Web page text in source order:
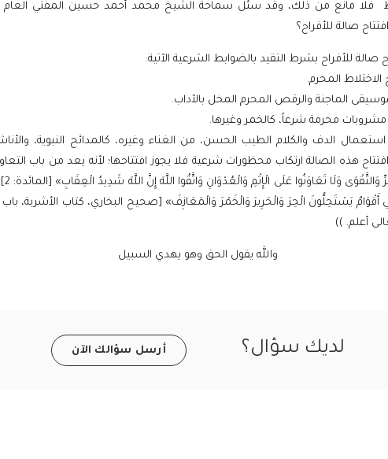
فلا مانع من ذلك، وقد سئل سماحة الشيخ محمد أحمد حسين المفتي العام
صالة للأفراح؟
صالة للأفراح بشرط التقيد بالضوابط الشرعية الآتية:
الدف والكلام الطيب الحسن، من الغناء وغيره، كالمدائح النبوية،
هذه الصالة ارتكاب محظورات شرعية فلا يجوز افتتاحها؛ لأنه يعد من باب
يَسْتَحِلُّونَ الْحِرَ وَالْحَرِيرَ وَالْخَمْرَ وَالْمَعَازِفَ» [صحيح البخاري، كتاب الأشربة،
أعلم. ))
والله يقول الحق وهو يهدي السبيل
لديك سؤال؟ أرسل سؤالك الآن